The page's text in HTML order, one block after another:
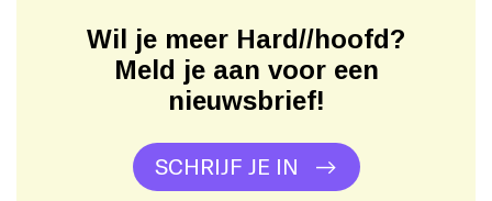
Wil je meer Hard//hoofd?
Meld je aan voor een
nieuwsbrief!
SCHRIJF JE IN